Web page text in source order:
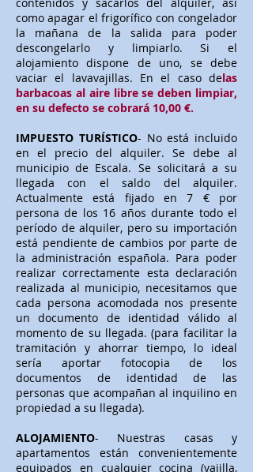
como apagar el frigorífico con congelador
la mañana de la salida para poder
descongelarlo y limpiarlo. Si el
alojamiento dispone de uno, se debe
vaciar el lavavajillas. En el caso delas
barbacoas al aire libre se deben limpiar,
en su defecto se cobrará 10,00 €.
IMPUESTO TURÍSTICO- No está incluido
en el precio del alquiler. Se debe al
municipio de Escala. Se solicitará a su
llegada con el saldo del alquiler.
Actualmente está fijado en 7 € por
persona de los 16 años durante todo el
período de alquiler, pero su importación
está pendiente de cambios por parte de
la administración española. Para poder
realizar correctamente esta declaración
realizada al municipio, necesitamos que
cada persona acomodada nos presente
un documento de identidad válido al
momento de su llegada. (para facilitar la
tramitación y ahorrar tiempo, lo ideal
sería aportar fotocopia de los
documentos de identidad de las
personas que acompañan al inquilino en
propiedad a su llegada).
ALOJAMIENTO- Nuestras casas y
apartamentos están convenientemente
equipados en cualquier cocina (vajilla,